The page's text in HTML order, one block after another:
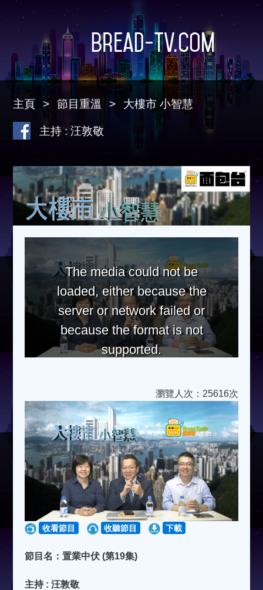
Bread-TV.com
主頁 節目重溫 大樓市 小智慧
主持 : 汪敦敬
The media could not be
loaded, either because the
server or network failed or
because the format is not
supported.
瀏覽人次：25616次
收看節目 收聽節目 下載
節目名：置業中伏 (第19集)
主持 : 汪敦敬